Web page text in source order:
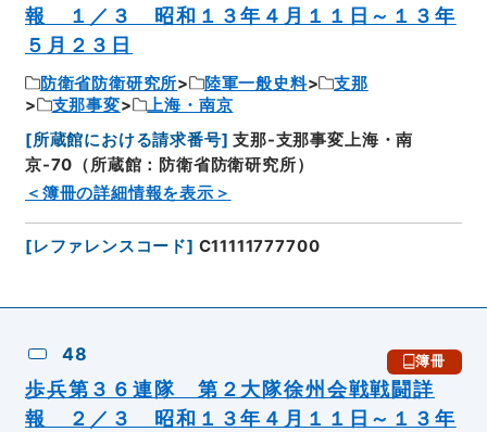
報 １／３ 昭和１３年４月１１日～１３年
５月２３日
防衛省防衛研究所 陸軍一般史料
支那
支那事変
上海・南京
[所蔵館における請求番号] 支那-支那事変上海・南
京-70（所蔵館：防衛省防衛研究所）
＜簿冊の詳細情報を表示＞
[レファレンスコード] C11111777700
48 簿冊
歩兵第３６連隊 第２大隊徐州会戦戦闘詳
報 ２／３ 昭和１３年４月１１日～１３年